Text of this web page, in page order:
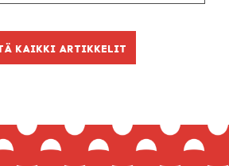
kaikki artikkelit